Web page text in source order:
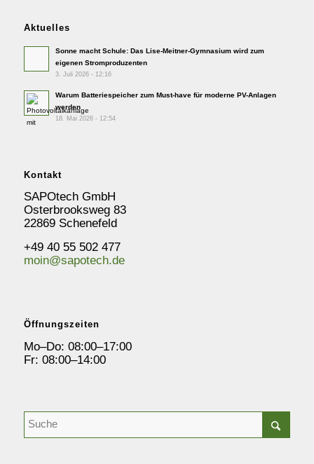
Aktuelles
Sonne macht Schule: Das Lise-Meitner-Gymnasium wird zum
eigenen Stromproduzenten
3. Juli 2026 - 12:16
Warum Batteriespeicher zum Must-have für moderne PV-Anlagen
werden
18. Mai 2026 - 12:54
Kontakt
SAPOtech GmbH
Osterbrooksweg 83
22869 Schenefeld
+49 40 55 502 477
moin@sapotech.de
Öffnungszeiten
Mo–Do: 08:00–17:00
Fr: 08:00–14:00